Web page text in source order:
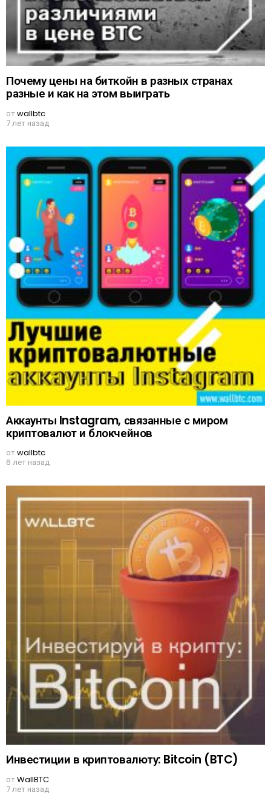
Почему цены на биткойн в разных странах
разные и как на этом выиграть
отwallbtc
7 лет назад
Аккаунты Instagram, связанные с миром
криптовалют и блокчейнов
отwallbtc
6 лет назад
Инвестиции в криптовалюту: Bitcoin (BTC)
отWallBTC
7 лет назад